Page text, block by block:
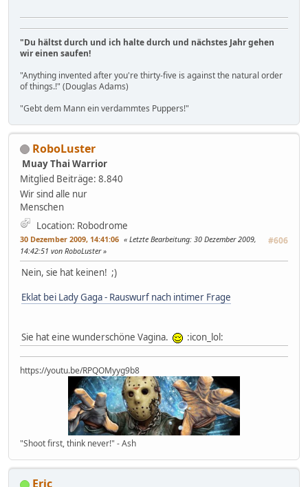
"Du hältst durch und ich halte durch und nächstes Jahr gehen
wir einen saufen!
"Anything invented after you're thirty-five is against the natural order
of things.!" (Douglas Adams)
"Gebt dem Mann ein verdammtes Puppers!"
RoboLuster
Muay Thai Warrior
Mitglied Beiträge: 8.840
Wir sind alle nur
Menschen
Location: Robodrome
30 Dezember 2009, 14:41:06 #606
Letzte Bearbeitung: 30 Dezember 2009,
14:42:51 von RoboLuster
Nein, sie hat keinen! ;)
Eklat bei Lady Gaga - Rauswurf nach intimer Frage
Sie hat eine wunderschöne Vagina. :icon_lol:
https://youtu.be/RPQOMyyg9b8
"Shoot first, think never!" - Ash
Eric